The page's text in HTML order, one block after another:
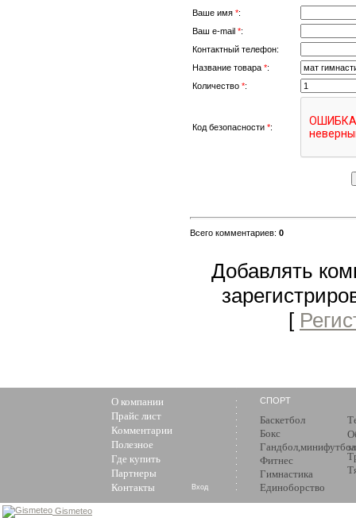
Ваше имя *:
Ваш e-mail *:
Контактный телефон:
Название товара *:
Количество *:
Код безопасности *:
Всего комментариев: 0
Добавлять
[
О компании
Прайс лист
Комментарии
Полезное
Где купить
Партнеры
Контакты
СПОРТ
Баскетбол
Бокс
Гандбол,минифутбол
Фитнес
Гимнастика
Единоборство
Вход
Gismeteo